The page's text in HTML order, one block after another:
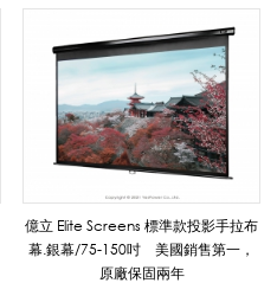
億立 Elite Screens 標準款投影手拉布
幕.銀幕/75-150吋 美國銷售第一，
原廠保固兩年